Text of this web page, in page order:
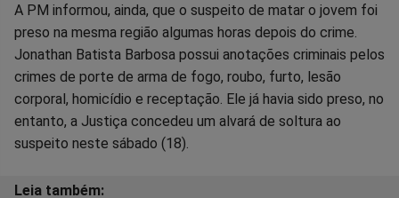
A PM informou, ainda, que o suspeito de matar o jovem foi
preso na mesma região algumas horas depois do crime.
Jonathan Batista Barbosa possui anotações criminais pelos
crimes de porte de arma de fogo, roubo, furto, lesão
corporal, homicídio e receptação. Ele já havia sido preso, no
entanto, a Justiça concedeu um alvará de soltura ao
suspeito neste sábado (18).